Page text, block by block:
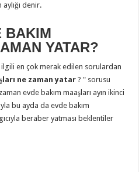
denir.
BAKIM
YATAR?
ilgili en çok merak edilen sorulardan
ne zaman yatar ? " sorusu
evde bakım maaşları ayın ikinci
bu ayda da evde bakım
beraber yatması beklentiler